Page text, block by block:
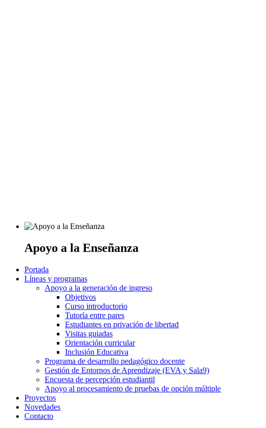
Apoyo a la Enseñanza
Portada
Líneas y programas
Apoyo a la generación de ingreso
Objetivos
Curso introductorio
Tutoría entre pares
Estudiantes en privación de libertad
Visitas guiadas
Orientación curricular
Inclusión Educativa
Programa de desarrollo pedagógico docente
Gestión de Entornos de Aprendizaje (EVA y Sala9)
Encuesta de percepción estudiantil
Apoyo al procesamiento de pruebas de opción múltiple
Proyectos
Novedades
Contacto